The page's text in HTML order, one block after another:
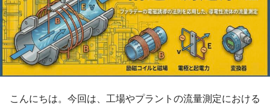
こんにちは。今回は、工場やプラントの流量測定における